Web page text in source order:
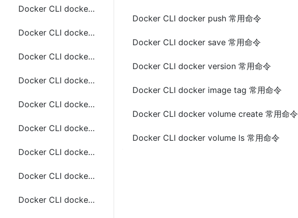
Docker CLI docker events 常用命令
Docker CLI docker exec 常用命令
Docker CLI docker container exec 常用命令
Docker CLI docker export 常用命令
Docker CLI docker container export 常用命令
Docker CLI docker history 常用命令
Docker CLI docker container inspect 常用命令
Docker CLI docker inspect 常用命令
Docker CLI docker kill 常用命令
Docker CLI docker push 常用命令
Docker CLI docker save 常用命令
Docker CLI docker version 常用命令
Docker CLI docker image tag 常用命令
Docker CLI docker volume create 常用命令
Docker CLI docker volume ls 常用命令